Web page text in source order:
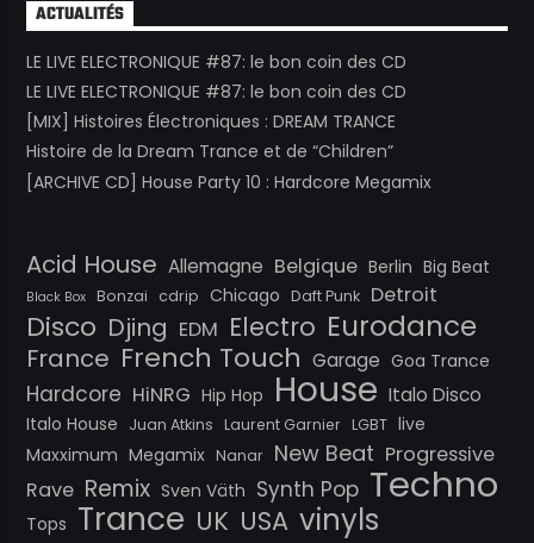
ACTUALITÉS
LE LIVE ELECTRONIQUE #87: le bon coin des CD
LE LIVE ELECTRONIQUE #87: le bon coin des CD
[MIX] Histoires Électroniques : DREAM TRANCE
Histoire de la Dream Trance et de “Children”
[ARCHIVE CD] House Party 10 : Hardcore Megamix
Acid House Allemagne Belgique Berlin Big Beat
Black Box Bonzai cdrip Chicago Daft Punk Detroit
Disco Djing EDM Electro Eurodance
France French Touch Garage Goa Trance
Hardcore HiNRG Hip Hop House Italo Disco
Italo House Juan Atkins Laurent Garnier LGBT live
Maxximum Megamix Nanar New Beat Progressive
Rave Remix Sven Väth Synth Pop Techno
Tops Trance UK USA vinyls